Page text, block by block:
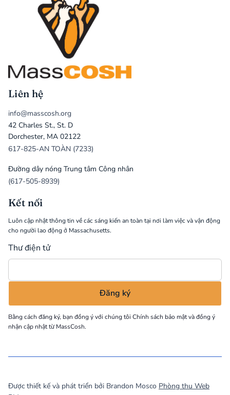
Liên hệ
info@masscosh.org
42 Charles St., St. D
Dorchester, MA 02122
617-825-AN TOÀN (7233)
Đường dây nóng Trung tâm Công nhân
(617-505-8939)
Kết nối
Luôn cập nhật thông tin về các sáng kiến an toàn tại nơi làm việc và vận động
cho người lao động ở Massachusetts.
Thư điện tử
Bằng cách đăng ký, bạn đồng ý với chúng tôi Chính sách bảo mậtvà đồng ý
nhận cập nhật từ MassCosh.
Được thiết kế và phát triển bởi Brandon Mosco Phòng thu Web